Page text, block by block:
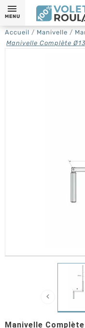
MENU
Accueil Manivelle
Manivelle Complète

Manivelle